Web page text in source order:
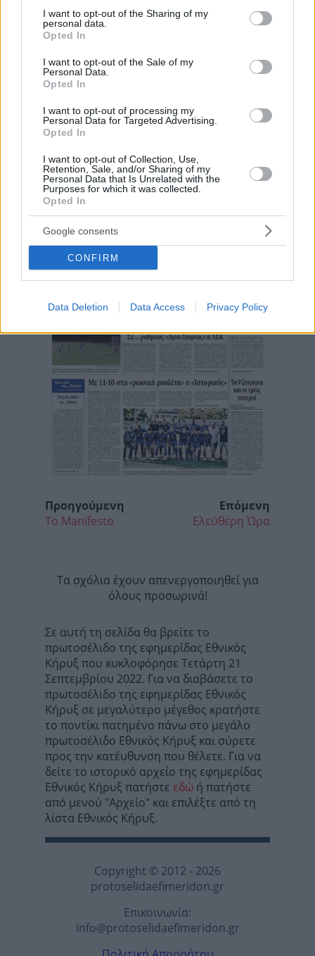
not limited to your visit or usage behaviour. You may click to
grant or deny consent to Google and its third-party tags to
use your data for below specified purposes in below Google
consent section.
I want to opt-out of the Sharing of my
personal data.
Opted In
I want to opt-out of the Sale of my
Personal Data.
Opted In
I want to opt-out of processing my
Personal Data for Targeted Advertising.
Opted In
I want to opt-out of Collection, Use,
Retention, Sale, and/or Sharing of my
Personal Data that Is Unrelated with the
Purposes for which it was collected.
Opted In
Google consents
CONFIRM
Data Deletion Data Access Privacy Policy
Προηγούμενη
Το Manifesto
Επόμενη
Ελεύθερη Ώρα
Τα σχόλια έχουν απενεργοποιηθεί για
όλους προσωρινά!
Σε αυτή τη σελίδα θα βρείτε το
πρωτοσέλιδο της εφημερίδας Εθνικός
Κήρυξ που κυκλοφόρησε Τετάρτη 21
Σεπτεμβρίου 2022. Για να διαβάσετε το
πρωτοσέλιδο της εφημερίδας Εθνικός
Κήρυξ σε μεγαλύτερο μέγεθος κρατήστε
το ποντίκι πατημένο πάνω στο μεγάλο
πρωτοσέλιδο Εθνικός Κήρυξ και σύρετε
προς την κατέυθυνση που θέλετε. Για να
δείτε το ιστορικό αρχείο της εφημερίδας
Εθνικός Κήρυξ πατήστε εδώ ή πατήστε
από μενού "Αρχείο" και επιλέξτε από τη
λίστα Εθνικός Κήρυξ.
Copyright © 2012 - 2026
protoselidaefimeridon.gr
Επικοινωνία:
info@protoselidaefimeridon.gr